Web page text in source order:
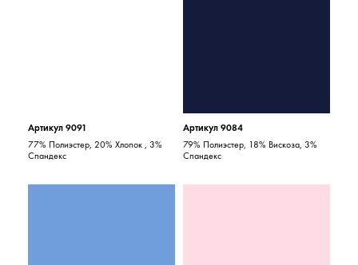
Артикул 9091
77% Полиэстер, 20% Хлопок , 3%
Спандекс
Артикул 9084
79% Полиэстер, 18% Вискоза, 3%
Спандекс